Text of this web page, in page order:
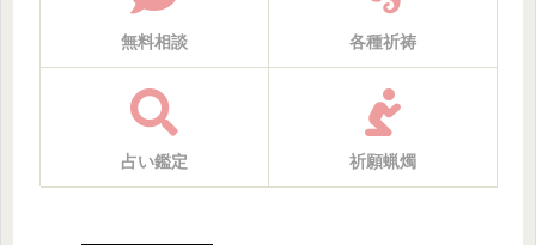
無料相談 各種祈祷
占い鑑定 祈願蝋燭